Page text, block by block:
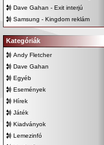
Dave Gahan - Exit interjú
Samsung - Kingdom reklám
Kategóriák
Andy Fletcher
Dave Gahan
Egyéb
Események
Hírek
Játék
Kiadványok
Lemezinfó